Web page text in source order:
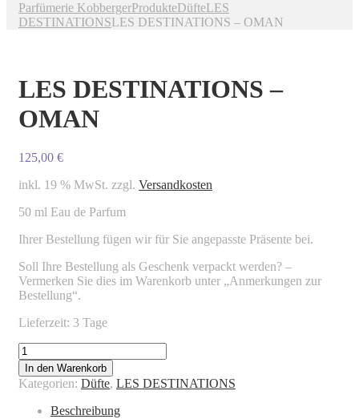
Parfümerie KobbergerProdukteDüfteLES
DESTINATIONSLES DESTINATIONS – OMAN
LES DESTINATIONS –
OMAN
125,00 €
inkl. 19 % MwSt. zzgl. Versandkosten
50 ml Eau de Parfum
Ihrer Bestellung fügen wir für Sie angepasste Präsente bei.
Soll Ihre Bestellung als Geschenk verpackt werden? –
Vermerken Sie dies im Warenkorb unter „Anmerkungen zur
Bestellung“.
Lieferzeit: 3 Tage
LES
DESTINATIONS
-
OMAN
Menge
In den Warenkorb
Kategorien: Düfte, LES DESTINATIONS
Beschreibung